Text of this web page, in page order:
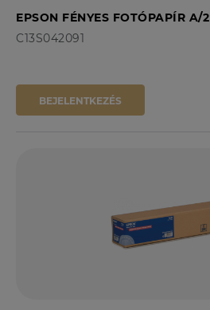
EPSON FÉNYES FOTÓPAPÍR A/
C13S042091
BEJELENTKEZÉS